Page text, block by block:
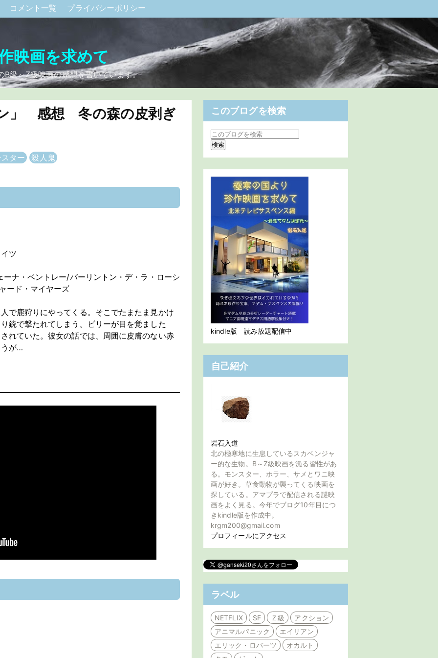
コメント一覧 プライバシーポリシー
映画を求めて
級～Z級映画の感想を書いています。
」 感想 冬の森の皮剥ぎ
ター 殺人鬼
ツ
ナ・ベントレー/バーリントン・デ・ラ・ローシ
ード・マイヤーズ
で鹿狩りにやってくる。そこでたまたま見かけ
銃で撃たれてしまう。ビリーが目を覚ました
れていた。彼女の話では、周囲に皮膚のない赤
うが…
このブログを検索
kindle版 読み放題配信中
自己紹介
岩石入道
北の極寒地に生息しているスカベンジャ
ー的な生物。B～Z級映画を漁る習性があ
る。モンスター、ホラー、サメとワニ映
画が好き。草食動物が襲ってくる映画を
探している。アマプラで配信される謎映
画をよく見る。今年でブログ10年目につ
きkindle版を作成中。
krgm200@gmail.com
プロフィールにアクセス
ラベル
NETFLIX SF Ｚ級
アクション
アニマルパニック
エイリアン
エリック・ロバーツ
オカルト